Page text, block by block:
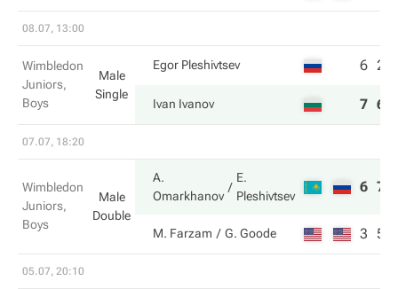
08.07, 13:00
Wimbledon
Juniors,
Boys
Male
Single
Egor Pleshivtsev 6 2
Ivan Ivanov 7 6
07.07, 18:20
Wimbledon
Juniors,
Boys
Male
Double
A.
Omarkhanov
E.
Pleshivtsev
6 7
M. Farzam G. Goode 3 5
05.07, 20:10